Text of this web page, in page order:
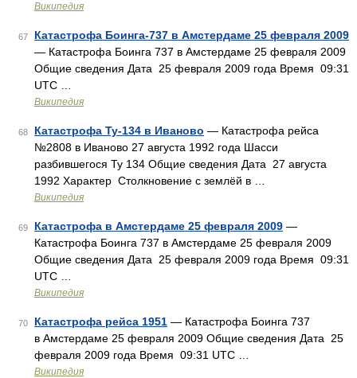
Википедия
67
Катастрофа Боинга-737 в Амстердаме 25 февраля 2009
— Катастрофа Боинга 737 в Амстердаме 25 февраля 2009
Общие сведения Дата 25 февраля 2009 года Время 09:31
UTC …
Википедия
68 Катастрофа Ту-134 в Иваново — Катастрофа рейса
№2808 в Иваново 27 августа 1992 года Шасси
разбившегося Ту 134 Общие сведения Дата 27 августа
1992 Характер Столкновение с землёй в …
Википедия
69 Катастрофа в Амстердаме 25 февраля 2009 —
Катастрофа Боинга 737 в Амстердаме 25 февраля 2009
Общие сведения Дата 25 февраля 2009 года Время 09:31
UTC …
Википедия
70 Катастрофа рейса 1951 — Катастрофа Боинга 737
в Амстердаме 25 февраля 2009 Общие сведения Дата 25
февраля 2009 года Время 09:31 UTC …
Википедия